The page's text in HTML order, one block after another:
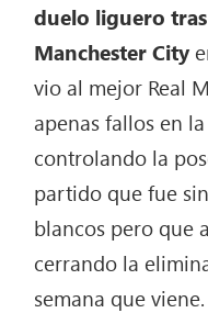
duelo liguero
Manchester City
vio al mejor Real
apenas fallos en
controlando la
partido que fue
blancos pero que
cerrando la
semana que viene.